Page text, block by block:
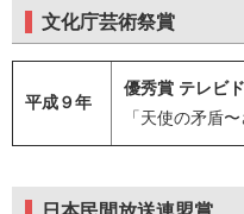
文化庁芸術祭賞
平成９年
優秀賞 テレビ
「天使の矛盾